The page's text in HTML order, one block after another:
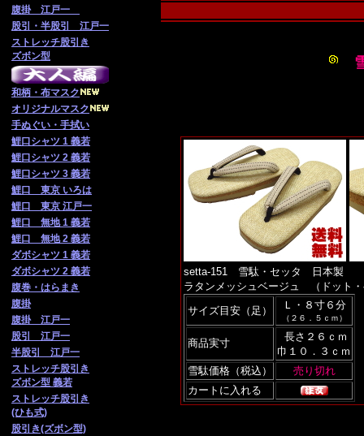
腹掛 江戸一
股引・半股引 江戸一
ストレッチ股引き
ズボン型
和柄・布マスク
オリジナルマスク
手ぬぐい・手拭い
鯉口シャツ 1 義若
鯉口シャツ 2 義若
鯉口シャツ 3 義若
鯉口 東京 いろは
鯉口 東京 江戸一
鯉口 無地 1 義若
鯉口 無地 2 義若
ダボシャツ 1 義若
ダボシャツ 2 義若
腹巻・はらまき
腹掛
腹掛 江戸一
股引 江戸一
半股引 江戸一
ストレッチ股引き
ズボン型 義若
ストレッチ股引き
(ひも式)
股引き(ズボン型)
setta-151 雪駄・セッタ 日本製
ラタンメッシュベージュ （ドット
サイズ目安（足）
Ｌ・８寸６分
（２６．５ｃｍ）
商品実寸
長さ２６ｃｍ
巾１０．３ｃｍ
雪駄価格（税込）
カートに入れる